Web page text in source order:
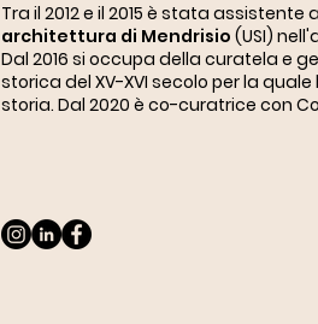
Tra il 2012 e il 2015 è stata
architettura di Mendrisio (USI)
Dal 2016 si occupa della curatela e
storica del XV-XVI secolo per la
storia. Dal 2020 è co-curatrice con